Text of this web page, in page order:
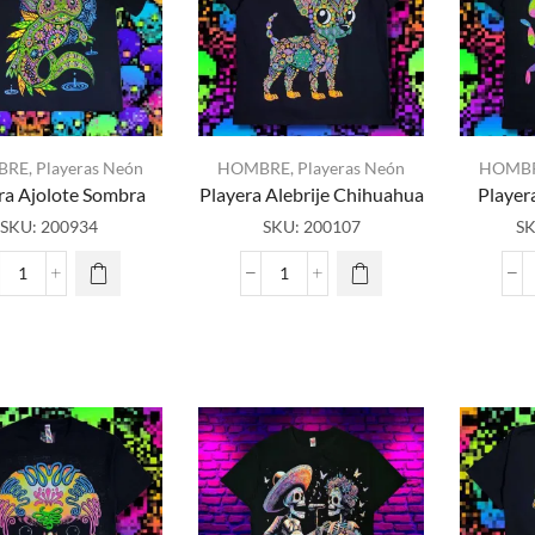
con
la
luz
neón
o
cantidad
, Playeras Neón
Ajolote Sombra
SKU: 200934
Playera
HOMBRE, Playeras Neón
Playera Alebrije Chihuahua
SKU: 200107
Playera